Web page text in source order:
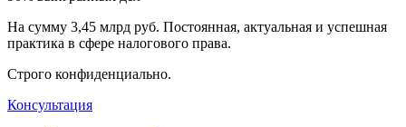
На сумму 3,45 млрд руб. Постоянная, актуальная и успешная
практика в сфере налогового права.
Строго конфиденциально.
Консультация